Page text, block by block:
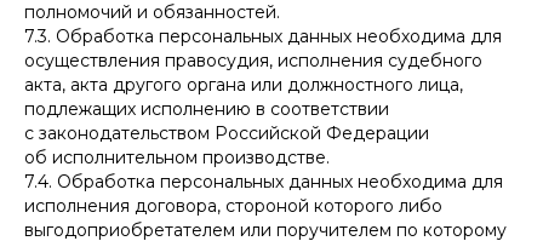
полномочий и обязанностей.
7.3. Обработка персональных данных необходима для
осуществления правосудия, исполнения судебного
акта, акта другого органа или должностного лица,
подлежащих исполнению в соответствии
с законодательством Российской Федерации
об исполнительном производстве.
7.4. Обработка персональных данных необходима для
исполнения договора, стороной которого либо
выгодоприобретателем или поручителем по которому